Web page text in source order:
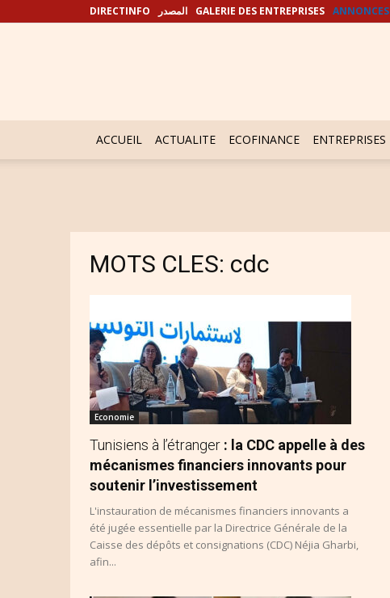
DIRECTINFO المصدر GALERIE DES ENTREPRISES ANNONCES
ACCUEIL ACTUALITE ECOFINANCE ENTREPRISES
MOTS CLES: cdc
Economie
Tunisiens à l’étranger : la CDC appelle à des
mécanismes financiers innovants pour
soutenir l’investissement
L'instauration de mécanismes financiers innovants a
été jugée essentielle par la Directrice Générale de la
Caisse des dépôts et consignations (CDC) Néjia Gharbi,
afin...